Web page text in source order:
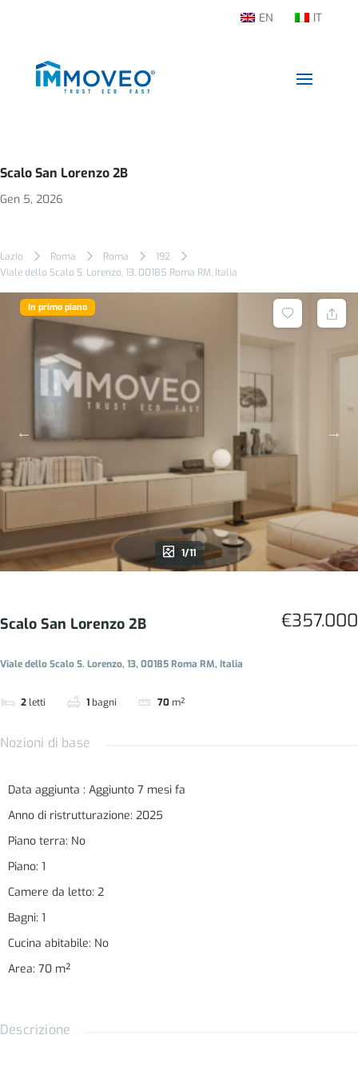
EN IT
Scalo San Lorenzo 2B
Gen 5, 2026
Lazio Roma Roma
192
Viale dello Scalo S. Lorenzo, 13, 00185 Roma RM, Italia
In primo piano
1/11
Scalo San Lorenzo 2B
Viale dello Scalo S. Lorenzo, 13, 00185 Roma RM, Italia
2 letti 1 bagni 70 m²
€357.000
Nozioni di base
Data aggiunta : Aggiunto 7 mesi fa
Anno di ristrutturazione: 2025
Piano terra: No
Piano: 1
Camere da letto: 2
Bagni: 1
Cucina abitabile: No
Area: 70 m²
Descrizione